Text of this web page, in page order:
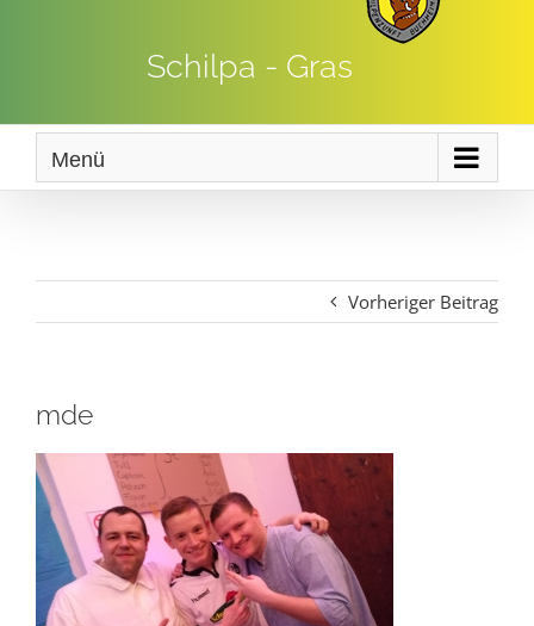
Schilpa - Gras
Menü
Vorheriger Beitrag
mde